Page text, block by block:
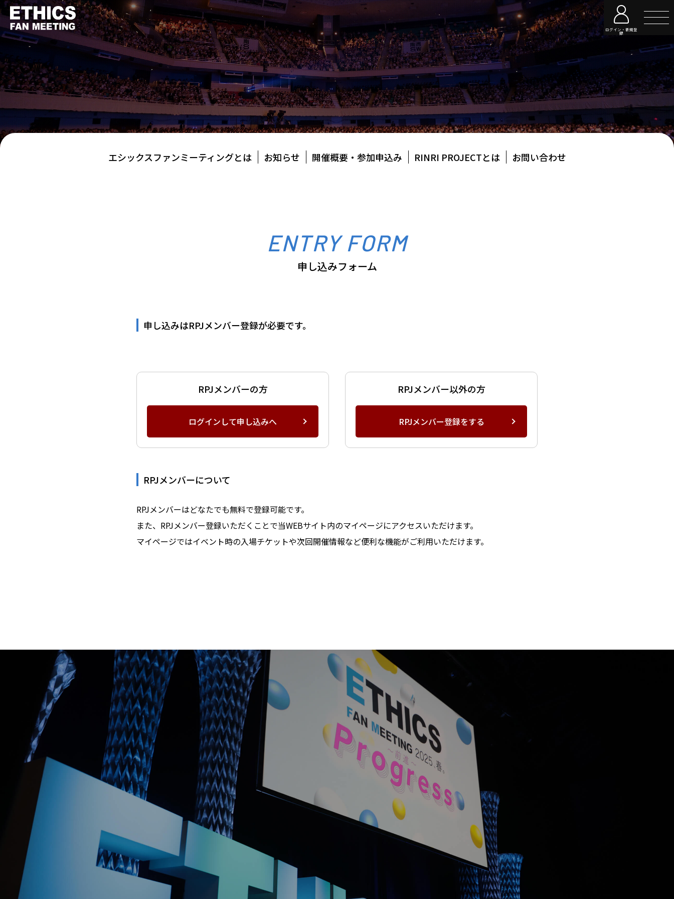
ログイン・新規登
録
エシックスファンミーティングとは お知らせ 開催概要・参加申込み RINRI PROJECTとは お問い合わせ
ENTRY FORM
申し込みフォーム
申し込みはRPJメンバー登録が必要です。
RPJメンバーの方
ログインして申し込みへ
RPJメンバー以外の方
RPJメンバー登録をする
RPJメンバーについて
RPJメンバーはどなたでも無料で登録可能です。
また、RPJメンバー登録いただくことで当WEBサイト内のマイページにアクセスいただけます。
マイページではイベント時の入場チケットや次回開催情報など便利な機能がご利用いただけます。